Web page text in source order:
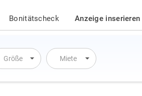
Bonitätscheck Anzeige inserieren
Größe Miete